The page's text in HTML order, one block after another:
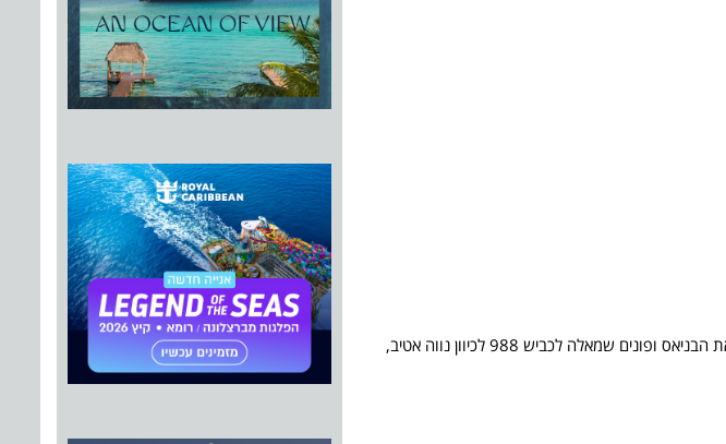
כביש 90, עוברים את קרית שמונה, בקניון נחמיה – צומת המצודות – ימינה לכביש 99, עוברים את הבניאס ופונים שמאלה לכביש 988 לכיוון נווה אטיב,